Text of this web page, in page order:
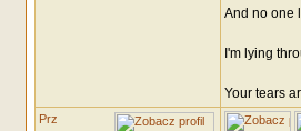
And no one
I'm lying
Your tears